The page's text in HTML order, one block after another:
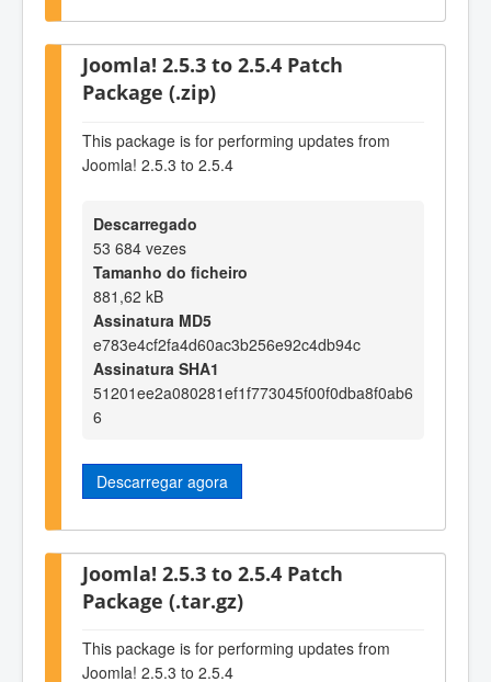
Joomla! 2.5.3 to 2.5.4 Patch
Package (.zip)
This package is for performing updates from
Joomla! 2.5.3 to 2.5.4
Descarregado
53 684 vezes
Tamanho do ficheiro
881,62 kB
Assinatura MD5
e783e4cf2fa4d60ac3b256e92c4db94c
Assinatura SHA1
51201ee2a080281ef1f773045f00f0dba8f0ab6
6
Descarregar agora
Joomla! 2.5.3 to 2.5.4 Patch
Package (.tar.gz)
This package is for performing updates from
Joomla! 2.5.3 to 2.5.4